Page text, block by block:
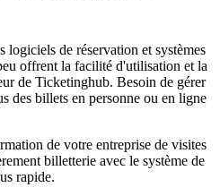
de réservation et systèmes
offrent la facilité d'utilisation et la
de Ticketinghub. Besoin de gérer
des billets en personne ou en ligne
de votre entreprise de visites
billetterie avec le système de
rapide.